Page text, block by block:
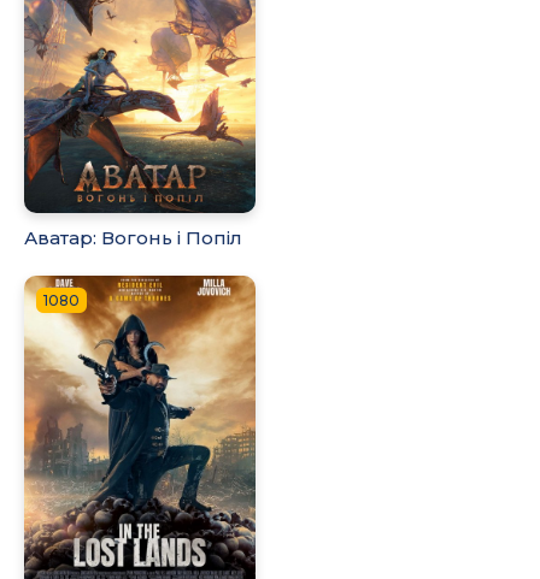
Аватар: Вогонь і Попіл
1080